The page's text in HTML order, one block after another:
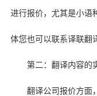
进行报价，尤其是小语
体您也可以联系译联翻
第二：翻译内容的
翻译公司报价方面